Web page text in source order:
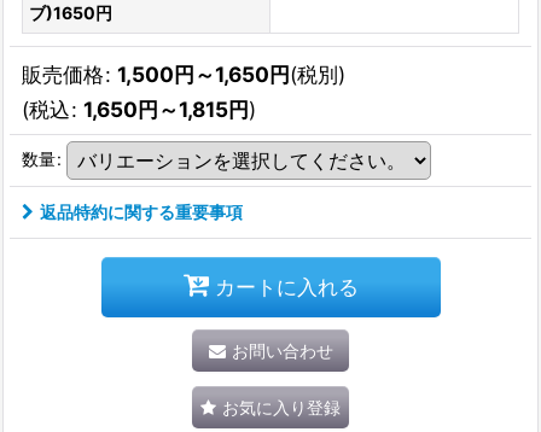
ブ)1650円
販売価格: 1,500円～1,650円(税別)
(税込: 1,650円～1,815円)
数量:
返品特約に関する重要事項
カートに入れる
お問い合わせ
お気に入り登録